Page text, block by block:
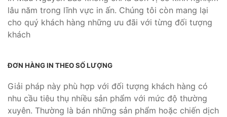
lâu năm trong lĩnh vực in ấn. Chúng tôi còn mang lại
cho quý khách hàng những ưu đãi với từng đối tượng
khách
ĐƠN HÀNG IN THEO SỐ LƯỢNG
Giải pháp này phù hợp với đối tượng khách hàng có
nhu cầu tiêu thụ nhiều sản phẩm với mức độ thường
xuyên. Thường là bán những sản phẩm hoặc chiến dịch